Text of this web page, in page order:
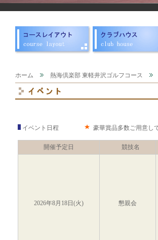
ホーム 熱海倶楽部 東軽井沢ゴルフコース
イベント日程 豪華賞品多数ご用意し
開催予定日 競技名
2026年8月18日(火) 懇親会